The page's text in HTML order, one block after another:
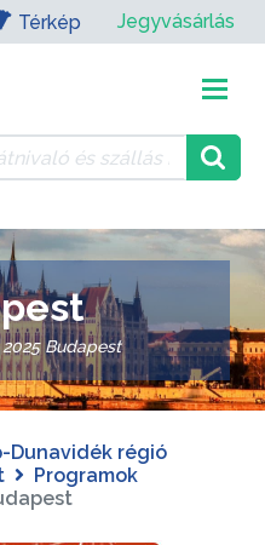
Térkép Jegyvásárlás
Budapest
Dunavidék régió
Programok